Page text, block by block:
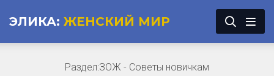
ЭЛИКА: ЖЕНСКИЙ МИР
Раздел:ЗОЖ - Советы новичкам